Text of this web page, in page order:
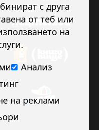
с друга
от теб или
на
Анализ
на реклами